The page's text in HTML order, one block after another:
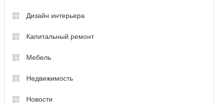
Дизайн интерьера
Капитальный ремонт
Мебель
Недвижимость
Новости